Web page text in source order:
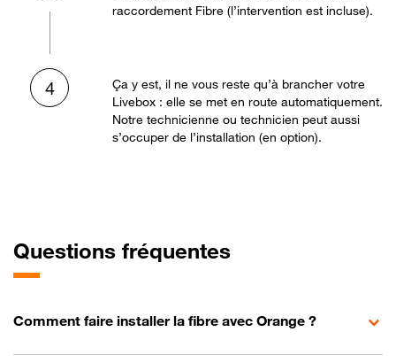
raccordement Fibre (l’intervention est incluse).
4
Ça y est, il ne vous reste qu’à brancher votre
Livebox : elle se met en route automatiquement.
Notre technicienne ou technicien peut aussi
s’occuper de l’installation (en option).
Questions fréquentes
Comment faire installer la fibre avec Orange ?